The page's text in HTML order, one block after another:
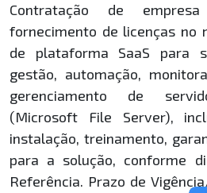
Contratação de
fornecimento de licenças no
de plataforma SaaS para
gestão, automação,
gerenciamento de
(Microsoft File Server),
instalação, treinamento,
para a solução, conforme
Referência. Prazo de